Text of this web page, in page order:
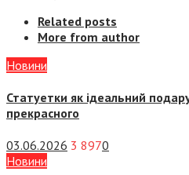
Related posts
More from author
Новини
Статуетки як ідеальний
прекрасного
03.06.2026 3 8970
Новини